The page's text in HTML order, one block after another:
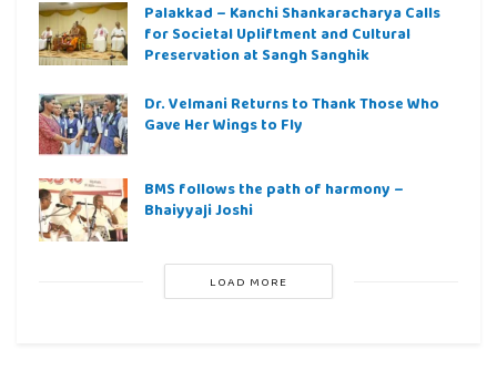
Palakkad – Kanchi Shankaracharya Calls
for Societal Upliftment and Cultural
Preservation at Sangh Sanghik
Dr. Velmani Returns to Thank Those Who
Gave Her Wings to Fly
BMS follows the path of harmony –
Bhaiyyaji Joshi
LOAD MORE